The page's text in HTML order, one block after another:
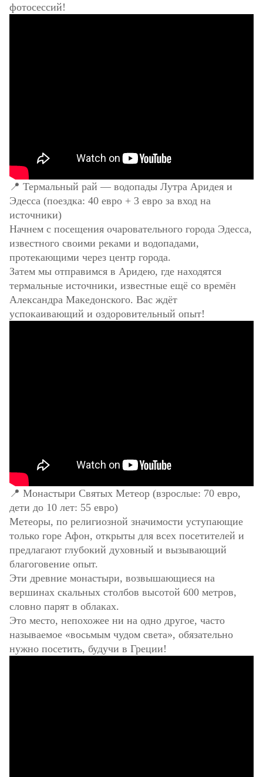
фотосессий!
📍 Термальный рай — водопады Лутра Аридея и
Эдесса (поездка: 40 евро + 3 евро за вход на
источники)
Начнем с посещения очаровательного города Эдесса,
известного своими реками и водопадами,
протекающими через центр города.
Затем мы отправимся в Аридею, где находятся
термальные источники, известные ещё со времён
Александра Македонского. Вас ждёт
успокаивающий и оздоровительный опыт!
📍 Монастыри Святых Метеор (взрослые: 70 евро,
дети до 10 лет: 55 евро)
Метеоры, по религиозной значимости уступающие
только горе Афон, открыты для всех посетителей и
предлагают глубокий духовный и вызывающий
благоговение опыт.
Эти древние монастыри, возвышающиеся на
вершинах скальных столбов высотой 600 метров,
словно парят в облаках.
Это место, непохожее ни на одно другое, часто
называемое «восьмым чудом света», обязательно
нужно посетить, будучи в Греции!